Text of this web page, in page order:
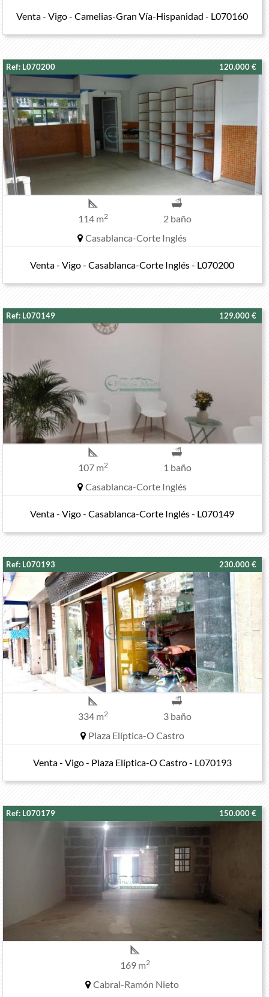
Venta - Vigo - Camelias-Gran Vía-Hispanidad - L070160
Ref: L070200 120.000 €
114 m2
2 baño
Casablanca-Corte Inglés
Venta - Vigo - Casablanca-Corte Inglés - L070200
Ref: L070149 129.000 €
107 m2
1 baño
Casablanca-Corte Inglés
Venta - Vigo - Casablanca-Corte Inglés - L070149
Ref: L070193 230.000 €
334 m2
3 baño
Plaza Elíptica-O Castro
Venta - Vigo - Plaza Elíptica-O Castro - L070193
Ref: L070179 150.000 €
169 m2
Cabral-Ramón Nieto